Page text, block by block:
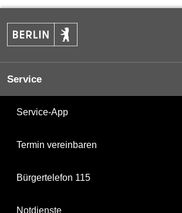
Service
Service-App
Termin vereinbaren
Bürgertelefon 115
Notdienste